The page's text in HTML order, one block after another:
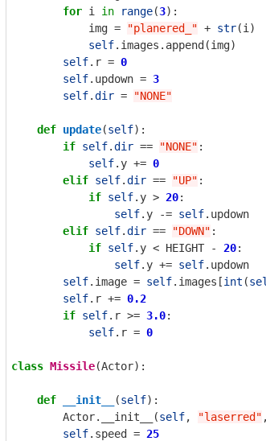
for i in range(3):
img = "planered_" + str(i )
self. images . append (img)
self. r = 0
self. updown = 3
self.dir = "NONE"
def update(self):
if self.dir == "NONE" :
self. y += 0
elif self.dir == "UP" :
if self. y > 20:
self. y -= self. updown
elif self.dir == "DOWN" :
if self. y < HEIGHT - 20:
self. y += self. updown
self. image = self. images [int (
self. r += 0.2
if self. r >= 3.0:
self. r = 0
class Missile(Actor):
def __init__ (self):
Actor. __init__ (self, "laserred" ,
self. speed = 25